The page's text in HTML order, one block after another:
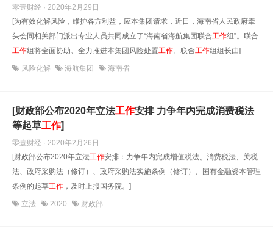
零壹财经 · 2020年2月29日
[为有效化解风险，维护各方利益，应本集团请求，近日，海南省人民政府牵
头会同相关部门派出专业人员共同成立了“海南省海航集团联合工作组”。联合
工作组将全面协助、全力推进本集团风险处置工作。联合工作组组长由]
风险化解 海航集团 海南省
[财政部公布2020年立法工作安排 力争年内完成消费税法
等起草工作]
零壹财经 · 2020年2月26日
[财政部公布2020年立法工作安排：力争年内完成增值税法、消费税法、关税
法、政府采购法（修订）、政府采购法实施条例（修订）、国有金融资本管理
条例的起草工作 ，及时上报国务院。]
立法 2020 财政部